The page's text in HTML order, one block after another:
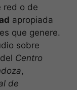
red o de
apropiada
que genere.
sobre
Centro
,
de